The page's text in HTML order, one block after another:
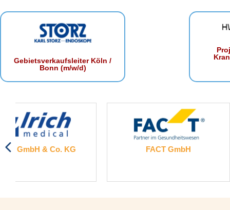
Gebietsverkaufsleiter Köln /
Bonn (m/w/d)
FACT GmbH